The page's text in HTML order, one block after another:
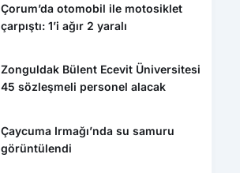
Çorum’da otomobil ile motosiklet
çarpıştı: 1’i ağır 2 yaralı
Zonguldak Bülent Ecevit Üniversitesi
45 sözleşmeli personel alacak
Çaycuma Irmağı’nda su samuru
görüntülendi